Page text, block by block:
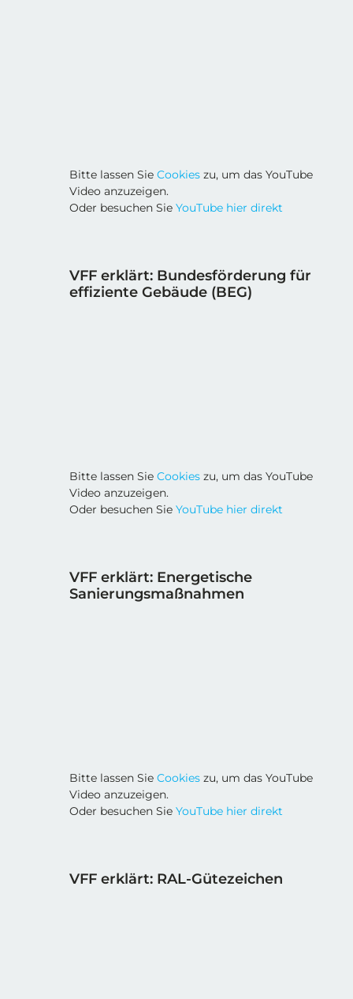
Bitte lassen SieCookies zu, um das YouTube
Video anzuzeigen.
Oder besuchen SieYouTube hier direkt
VFF erklärt: Bundesförderung für
effiziente Gebäude (BEG)
Bitte lassen SieCookies zu, um das YouTube
Video anzuzeigen.
Oder besuchen SieYouTube hier direkt
VFF erklärt: Energetische
Sanierungsmaßnahmen
Bitte lassen SieCookies zu, um das YouTube
Video anzuzeigen.
Oder besuchen SieYouTube hier direkt
VFF erklärt: RAL-Gütezeichen